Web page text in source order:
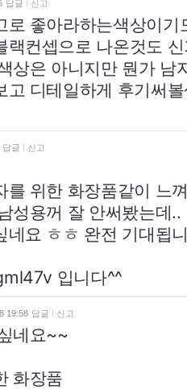
답글 신고
로 좋아라하는색상이
랙컨셉으로 나온것도
상은 아니지만 뭔가 남
고 디테일하게 후기써
답글 신고
를 위한 화장품같이 느
성용꺼 잘 안써봤는데..
네요 ㅎㅎ 완전 기대됩
입니다^^
19:58 답글 신고
네요~~
화장품